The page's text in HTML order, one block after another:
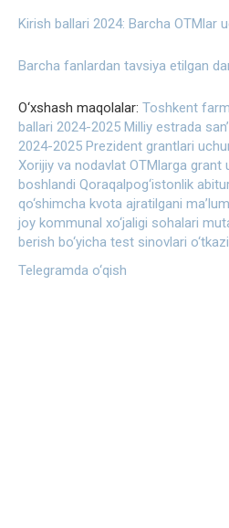
Kirish ballari 2024: Barcha OTMlar
Barcha fanlardan tavsiya etilgan
O‘xshash maqolalar: Toshkent
ballari 2024-2025 Milliy estrada
2024-2025 Prezident grantlari
Xorijiy va nodavlat OTMlarga grant
boshlandi Qoraqalpog‘istonlik
qo‘shimcha kvota ajratilgani
joy kommunal xo‘jaligi sohalari
berish bo‘yicha test sinovlari
Telegramda o‘qish